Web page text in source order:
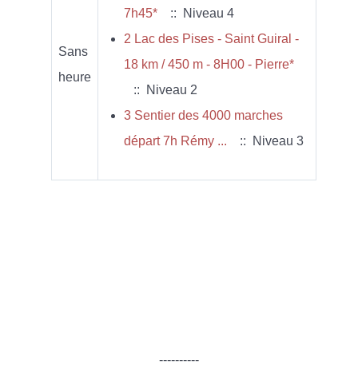
Sans
heure
7h45*
:: Niveau 4
2 Lac des Pises - Saint Guiral -
18 km / 450 m - 8H00 - Pierre*
:: Niveau 2
3 Sentier des 4000 marches
départ 7h Rémy ...
:: Niveau 3
----------